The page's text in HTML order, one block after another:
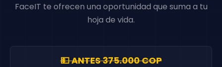
FaceIT te ofrecen una oportunidad que suma a tu
hoja de vida.
💵 ANTES 375.000 COP